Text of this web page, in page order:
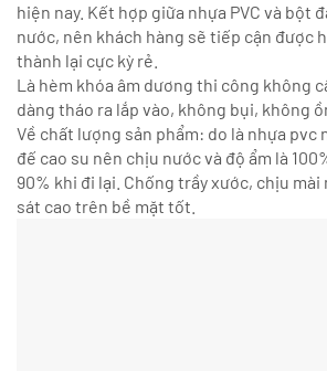
hiện nay. Kết hợp giữa nhựa PVC và bột
nước, nên khách hàng sẽ tiếp cận được
thành lại cực kỳ rẻ.
Là hèm khóa âm dương thi công không
dàng tháo ra lắp vào, không bụi, không
Về chất lượng sản phẩm: do là nhựa pvc
đế cao su nên chịu nước và độ ẩm là
90% khi đi lại. Chống trầy xước, chịu mài
sát cao trên bề mặt tốt.